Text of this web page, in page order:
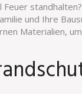
und Ihre
Materialien,